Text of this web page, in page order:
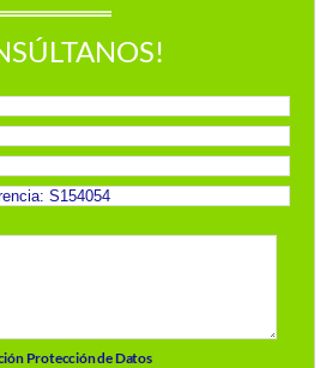
Protección de Datos